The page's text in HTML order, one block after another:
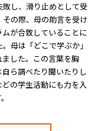
し、滑り止めとして受
の際、母の助言を受け
が合致していることに
母は「どこで学ぶか」
した。この言葉を胸
ら調べたり聞いたりし
の学生活動にも力を入